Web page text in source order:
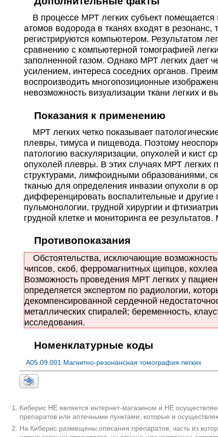
Санкт-Петербург; пр-т Солидарности, д. 4 ; м. Технологический институт
+7(812
МИБС на Глухарской
Санкт-Петербург; ул. Глухарская, д. 16, корп. 2; м. Комендантский
+7(812
МИБС на Приморском проспекте
Санкт-Петербург; пр-т Приморский, д. 3 ; м. Чёрная речка
+7(499
МЦ Март на Малом проспекте В.О.
Санкт-Петербург; Малый пр-т В.О., д. 54, корп. 3; м. Василеостровская
+7(812
МИБС в Песочном
Гута Клиник на Фадеева
Москва; ул. Фадеева, д. 4А, стр. 1; м. Маяковская
+7(347
ПЭТ-Технолоджи на Рихарда Зорге
Уфа; ул. Рихарда Зорге, д. 58, стр. 2;
+7(861
ПЭТ-Технолоджи на 1 Мая
ул. 1 Мая; д. 167, корп. 9
Ещё клиник -18.Используйте
В процессе МРТ легких субъект помещается
атомов водорода в тканях входят в резонанс,
регистрируются компьютером. Результатом
сравнению с компьютерной томографией
заполненной газом. Однако МРТ легких дает
усилением, интереса соседних органов.
воспроизводить многопозиционные
невозможность визуализации ткани легких и
Показания к применению
МРТ легких четко показывает
плевры, тимуса и пищевода. Поэтому
патологию васкуляризации, опухолей и кист
опухолей плевры. В этих случаях МРТ легких
структурами, лимфоидными образованиями,
тканью для определения инвазии опухоли в
дифференцировать воспалительные и другие
пульмонологии, грудной хирургии и
грудной клетке и мониторинга ее
Противопоказания
Обстоятельства, исключающие
чипсов, скоб, ферромагнитных щипцов,
Возможность проведения МРТ легких у
определяется экспертом по радиологии,
декомпенсированной сердечной
металлических спиралей; беременность,
исследования.
Номенклатурные коды
A05.09.001 Магнитно-резонансная томография легких
Киберис НЕ является интернет-магазином и НЕ
препаратов или аптечными пунктами, которые и
На Киберис размещены описания препаратов, часть из